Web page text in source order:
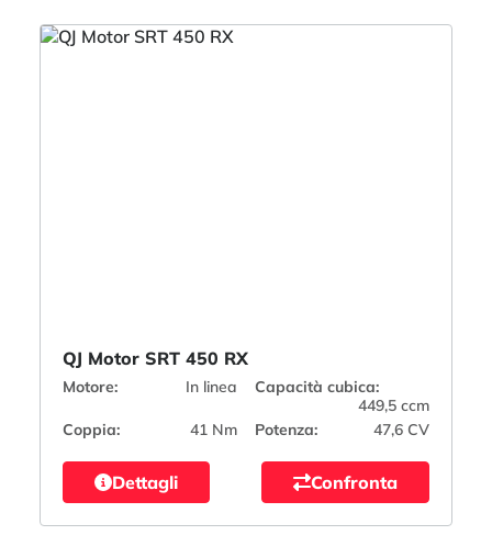
QJ Motor SRT 450 RX
Motore: In linea
Capacità cubica:
449,5 ccm
Coppia:
41 Nm Potenza: 47,6 CV
Dettagli Confronta